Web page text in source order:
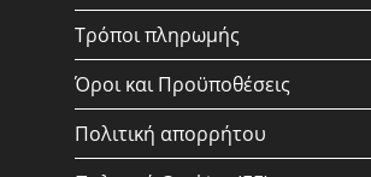
Τρόποι πληρωμής
Όροι και Προϋποθέσεις
Πολιτική απορρήτου